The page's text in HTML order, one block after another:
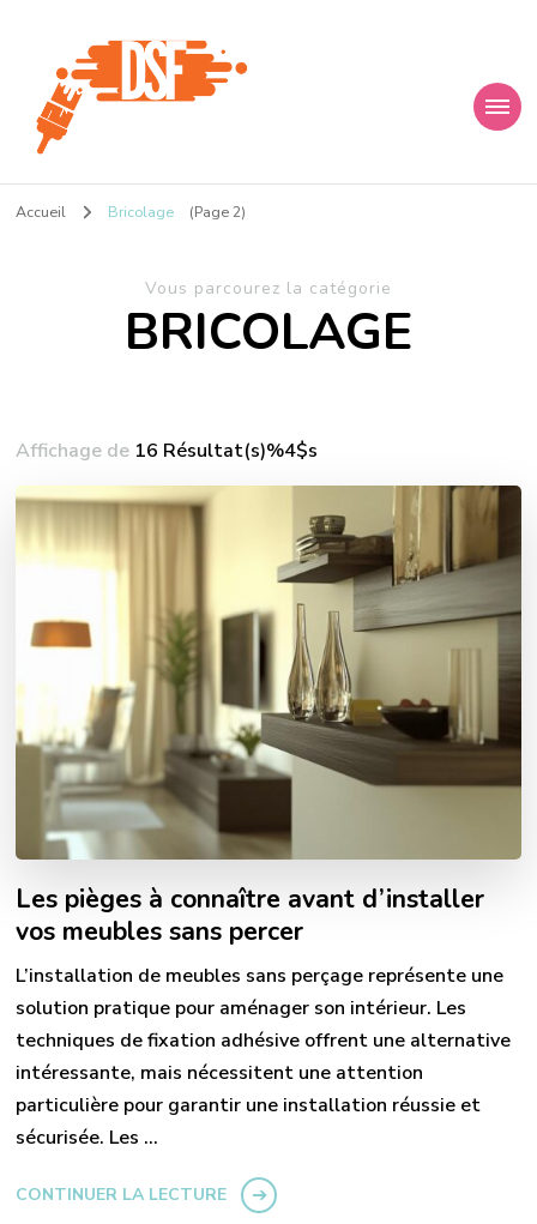
D s f
Accueil Bricolage (Page 2)
Vous parcourez la catégorie
BRICOLAGE
Affichage de 16 Résultat(s)%4$s
Les pièges à connaître avant d’installer
vos meubles sans percer
L’installation de meubles sans perçage représente une
solution pratique pour aménager son intérieur. Les
techniques de fixation adhésive offrent une alternative
intéressante, mais nécessitent une attention
particulière pour garantir une installation réussie et
sécurisée. Les …
CONTINUER LA LECTURE